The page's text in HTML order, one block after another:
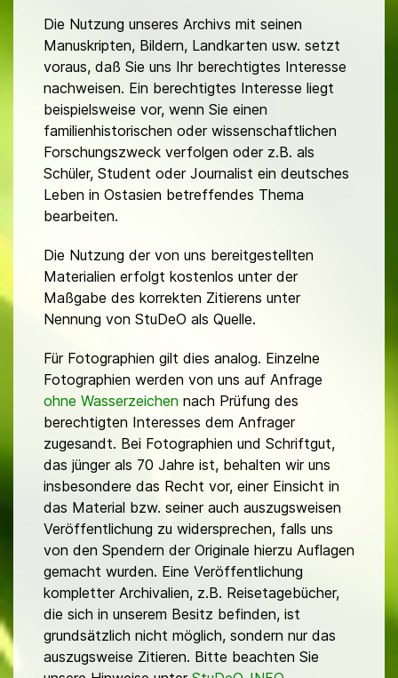
Die Nutzung unseres Archivs mit seinen
Manuskripten, Bildern, Landkarten usw. setzt
voraus, daß Sie uns Ihr berechtigtes Interesse
nachweisen. Ein berechtigtes Interesse liegt
beispielsweise vor, wenn Sie einen
familienhistorischen oder wissenschaftlichen
Forschungszweck verfolgen oder z.B. als
Schüler, Student oder Journalist ein deutsches
Leben in Ostasien betreffendes Thema
bearbeiten.
Die Nutzung der von uns bereitgestellten
Materialien erfolgt kostenlos unter der
Maßgabe des korrekten Zitierens unter
Nennung von StuDeO als Quelle.
Für Fotographien gilt dies analog. Einzelne
Fotographien werden von uns auf Anfrage
ohne Wasserzeichen nach Prüfung des
berechtigten Interesses dem Anfrager
zugesandt. Bei Fotographien und Schriftgut,
das jünger als 70 Jahre ist, behalten wir uns
insbesondere das Recht vor, einer Einsicht in
das Material bzw. seiner auch auszugsweisen
Veröffentlichung zu widersprechen, falls uns
von den Spendern der Originale hierzu Auflagen
gemacht wurden. Eine Veröffentlichung
kompletter Archivalien, z.B. Reisetagebücher,
die sich in unserem Besitz befinden, ist
grundsätzlich nicht möglich, sondern nur das
auszugsweise Zitieren. Bitte beachten Sie